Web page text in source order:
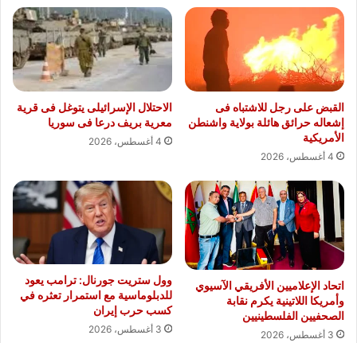
القبض على رجل للاشتباه فى
إشعاله حرائق هائلة بولاية واشنطن
الأمريكية
4 أغسطس، 2026
الاحتلال الإسرائيلى يتوغل فى قرية
معرية بريف درعا فى سوريا
4 أغسطس، 2026
اتحاد الإعلاميين الأفريقي الآسيوي
وأمريكا اللاتينية يكرم نقابة
الصحفيين الفلسطينيين
3 أغسطس، 2026
وول ستريت جورنال: ترامب يعود
للدبلوماسية مع استمرار تعثره في
كسب حرب إيران
3 أغسطس، 2026